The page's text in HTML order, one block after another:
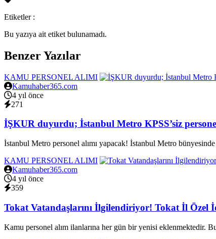
Etiketler :
Bu yazıya ait etiket bulunamadı.
Benzer Yazılar
KAMU PERSONEL ALIMI
Kamuhaber365.com
4 yıl önce
271
İŞKUR duyurdu; İstanbul Metro KPSS’siz
İstanbul Metro personel alımı yapacak! İstanbul Metro
KAMU PERSONEL ALIMI
Kamuhaber365.com
4 yıl önce
359
Tokat Vatandaşlarını İlgilendiriyor! Tokat İl Özel
Kamu personel alım ilanlarına her gün bir yenisi eklenmektedir.